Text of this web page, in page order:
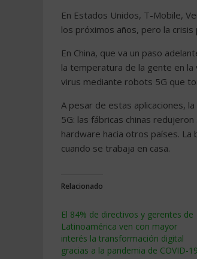
En Estados Unidos, T-Mobile,
los próximos años, pero la
En China, que va un paso
la temperatura de la gente en
virus mediante robots 5G que
A pesar de estas aplicaciones,
5G: las fábricas chinas
hardware hacia otros países.
cuando se trabaja en casa.
Relacionado
El 84% de directivos y gerentes de
Latinoamérica ven con mayor
interés la transformación digital
gracias a la pandemia de COVID-19